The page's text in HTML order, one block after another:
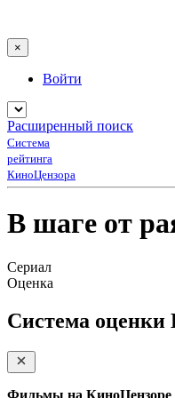
×
Войти
Расширенный поиск
Система
рейтинга
КиноЦензора
В шаге от
Сериал
Оценка
Система оценки
Фильмы на КиноЦензоре